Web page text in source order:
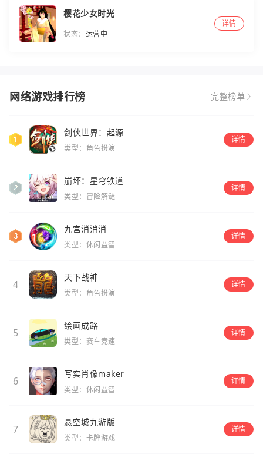
樱花少女时光
状态： 运营中
详情
网络游戏排行榜 完整榜单
剑侠世界：起源
类型：角色扮演
详情
崩坏：星穹铁道
类型：冒险解谜
详情
九宫消消消
类型：休闲益智
详情
4
天下战神
类型：角色扮演
详情
5
绘画成路
类型：赛车竞速
详情
6
写实肖像maker
类型：休闲益智
详情
7
悬空城九游版
类型：卡牌游戏
详情